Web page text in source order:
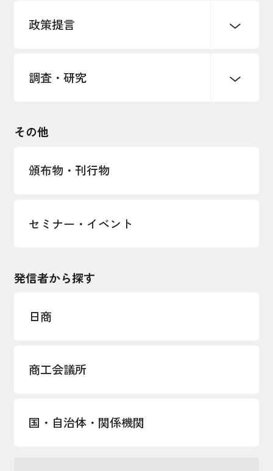
海外情報レポート
安全保障貿易管理・技術流出防止に関す
政策提言
中小企業経営
国土強靭化・社会基盤整備・震災復興
調査・研究
LOBO調査
その他
頒布物・刊行物
セミナー・イベント
発信者から探す
日商
商工会議所
国・自治体・関係機関